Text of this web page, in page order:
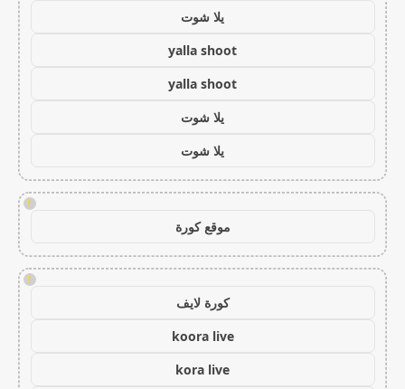
يلا شوت
yalla shoot
yalla shoot
يلا شوت
يلا شوت
!
موقع كورة
!
كورة لايف
koora live
kora live